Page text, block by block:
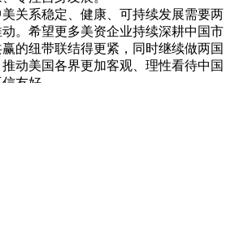
系稳定、健康、可持续发展需要两
。希望更多美资企业持续深耕中国市
的纽带联结得更紧，同时继续做两国
动美国各界更加客观、理性看待中国
友好。